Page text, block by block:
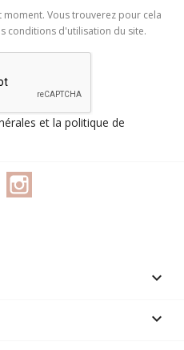
Vous trouverez pour cela
conditions d'utilisation du site.
et la politique de

